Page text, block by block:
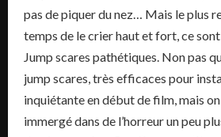
pas de piquer du nez… Mais le plus
temps de le crier haut et fort, ce
Jump scares pathétiques. Non pas
jump scares, très efficaces pour
inquiétante en début de film, mais
immergé dans de l’horreur un peu